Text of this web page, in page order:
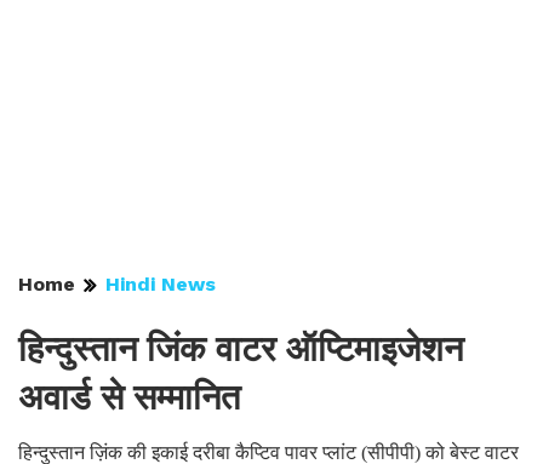
Home Hindi News
हिन्दुस्तान जिंक वाटर ऑप्टिमाइजेशन
अवार्ड से सम्मानित
हिन्दुस्तान ज़िंक की इकाई दरीबा कैप्टिव पावर प्लांट (सीपीपी) को बेस्ट वाटर